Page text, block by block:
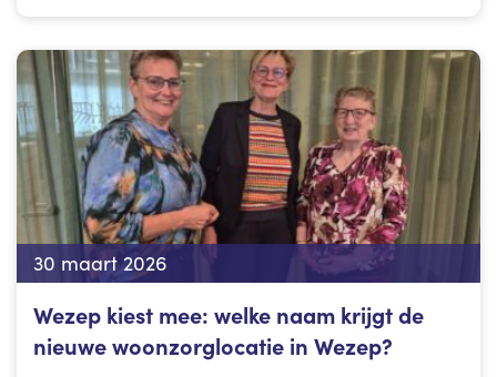
30 maart 2026
Wezep kiest mee: welke naam krijgt de
nieuwe woonzorglocatie in Wezep?